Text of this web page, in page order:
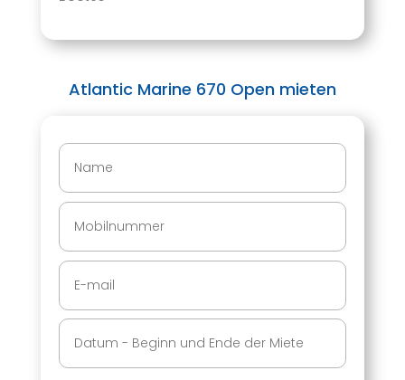
Atlantic Marine 670 Open mieten